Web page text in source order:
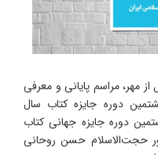
مهر، مراسم پایانی و معرفی
دوره جایزه کتاب سال
دوره جایزه جهانی کتاب
اسفند با حضور حجت‌الاسلام حسن روحانی